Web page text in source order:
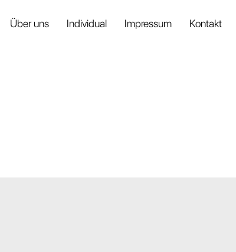
Über uns Individual Impressum Kontakt